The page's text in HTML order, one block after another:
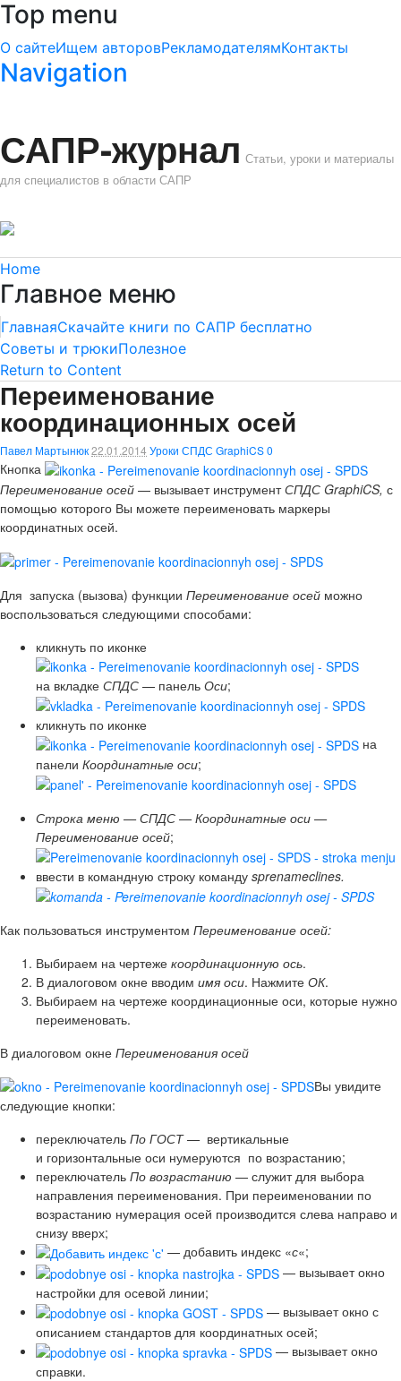
Top menu
О сайтеИщем авторовРекламодателямКонтакты
Navigation
САПР-журнал Статьи, уроки и материалы
для специалистов в области САПР
Home
Главное меню
ГлавнаяСкачайте книги по САПР бесплатно
Советы и трюкиПолезное
Return to Content
Переименование
координационных осей
Павел Мартынюк22.01.2014 Уроки СПДС GraphiCS0
Кнопка
Переименование осей — вызывает инструментСПДС GraphiCS, с
помощью которого Вы можете переименовать маркеры
координатных осей.
Для запуска (вызова) функции Переименование осей можно
воспользоваться следующими способами:
кликнуть по иконке
на вкладке СПДС — панель Оси;
кликнуть по иконке
на
панели Координатные оси;
Строка меню — СПДС — Координатные оси —
Переименование осей;
ввести в командную строку команду sprenameclines.
Как пользоваться инструментом Переименование осей:
Выбираем на чертеже координационную ось.
В диалоговом окне вводим имя оси. Нажмите ОК.
Выбираем на чертеже координационные оси, которые нужно
переименовать.
В диалоговом окне Переименования осей
Вы увидите
следующие кнопки:
переключатель По ГОСТ — вертикальные
и горизонтальные оси нумеруются по возрастанию;
переключатель По возрастанию — служит для выбора
направления переименования. При переименовании по
возрастанию нумерация осей производится слева направо и
снизу вверх;
— добавить индекс «с«;
— вызывает окно
настройки для осевой линии;
— вызывает окно с
описанием стандартов для координатных осей;
— вызывает окно
справки.